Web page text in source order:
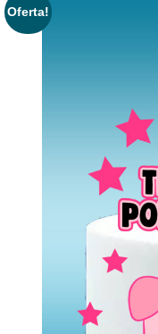
Oferta!